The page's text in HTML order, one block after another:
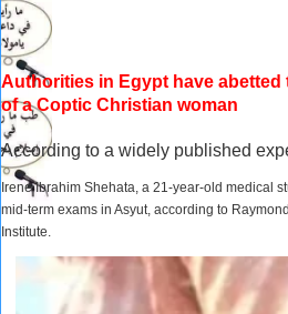
Authorities in Egypt have
of a Coptic Christian woman
According to a widely published
Irene Ibrahim Shehata, a 21-year-old medical
mid-term exams in Asyut, according to
Institute.